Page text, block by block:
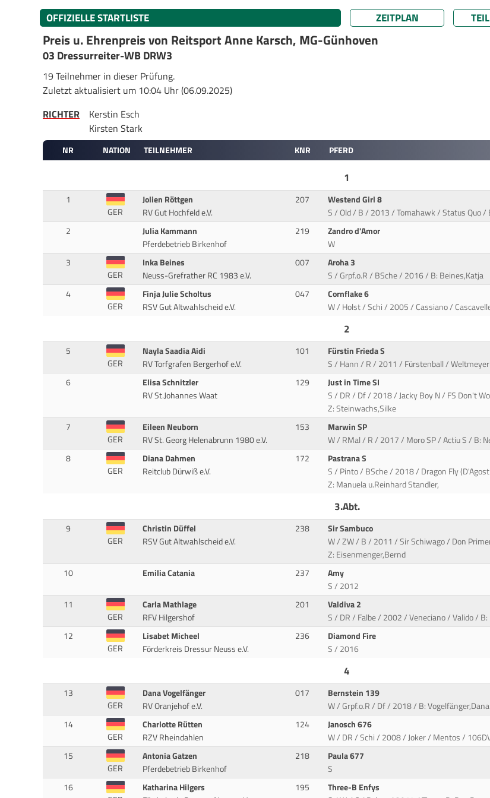
OFFIZIELLE STARTLISTE ZEITPLAN
Preis u. Ehrenpreis von Reitsport Anne Karsch, MG-Günhoven
03 Dressurreiter-WB DRW3
19 Teilnehmer in dieser Prüfung.
Zuletzt aktualisiert um 10:04 Uhr (06.09.2025)
RICHTER
Kerstin Esch
Kirsten Stark
NR NATION TEILNEHMER KNR PFERD
1
1
GER
Jolien Röttgen
RV Gut Hochfeld e.V.
207
Westend Girl 8
S / Old / B / 2013 / Tomahawk / Status Quo /
2
Julia Kammann
Pferdebetrieb Birkenhof
219
Zandro d'Amor
W
3
GER
Inka Beines
Neuss-Grefrather RC 1983 e.V.
007
Aroha 3
S / Grpf.o.R / BSche / 2016 / B: Beines,Katja
4
GER
Finja Julie Scholtus
RSV Gut Altwahlscheid e.V.
047
Cornflake 6
W / Holst / Schi / 2005 / Cassiano /
2
5
GER
Nayla Saadia Aidi
RV Torfgrafen Bergerhof e.V.
101
Fürstin Frieda S
S / Hann / R / 2011 / Fürstenball /
6
Elisa Schnitzler
RV St.Johannes Waat
129
Just in Time SI
S / DR / Df / 2018 / Jacky Boy N / FS Don't
Z: Steinwachs,Silke
7
GER
Eileen Neuborn
RV St. Georg Helenabrunn 1980 e.V.
153
Marwin SP
W / RMal / R / 2017 / Moro SP / Actiu S / B:
8
GER
Diana Dahmen
Reitclub Dürwiß e.V.
172
Pastrana S
S / Pinto / BSche / 2018 / Dragon Fly
Z: Manuela u.Reinhard Standler,
3.Abt.
9
GER
Christin Düffel
RSV Gut Altwahlscheid e.V.
238
Sir Sambuco
W / ZW / B / 2011 / Sir Schiwago / Don
Z: Eisenmenger,Bernd
10
Emilia Catania 237
Amy
S / 2012
11
GER
Carla Mathlage
RFV Hilgershof
201
Valdiva 2
S / DR / Falbe / 2002 / Veneciano / Valido /
12
GER
Lisabet Micheel
Förderkreis Dressur Neuss e.V.
236
Diamond Fire
S / 2016
4
13
GER
Dana Vogelfänger
RV Oranjehof e.V.
017
Bernstein 139
W / Grpf.o.R / Df / 2018 / B: Vogelfänger,Dana
14
GER
Charlotte Rütten
RZV Rheindahlen
124
Janosch 676
W / DR / Schi / 2008 / Joker / Mentos /
15
GER
Antonia Gatzen
Pferdebetrieb Birkenhof
218
Paula 677
S
16
Katharina Hilgers
195
Three-B Enfys